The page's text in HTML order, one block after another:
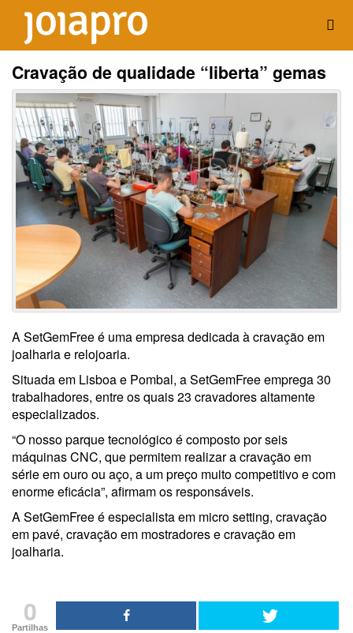
Cravação de qualidade “liberta” gemas
A SetGemFree é uma empresa dedicada à cravação em
joalharia e relojoaria.
Situada em Lisboa e Pombal, a SetGemFree emprega 30
trabalhadores, entre os quais 23 cravadores altamente
especializados.
“O nosso parque tecnológico é composto por seis
máquinas CNC, que permitem realizar a cravação em
série em ouro ou aço, a um preço muito competitivo e com
enorme eficácia”, afirmam os responsáveis.
A SetGemFree é especialista em micro setting, cravação
em pavé, cravação em mostradores e cravação em
joalharia.
0
Partilhas